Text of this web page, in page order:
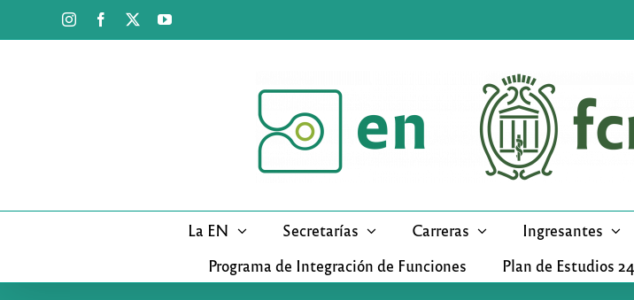
InstagramFacebook YouTube
La EN Secretarías Carreras Ingresantes
Programa de Integración de Funciones
Plan de Estudios 24